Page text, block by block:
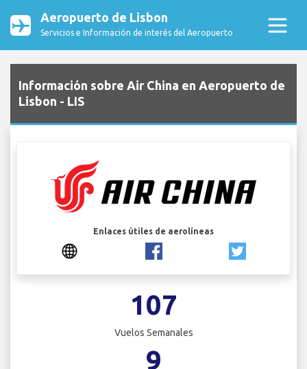
Aeropuerto de Lisbon
Servicios e Información de interés del Aeropuerto
Información sobre Air China en Aeropuerto de
Lisbon - LIS
Enlaces útiles de aerolíneas
107
Vuelos Semanales
9